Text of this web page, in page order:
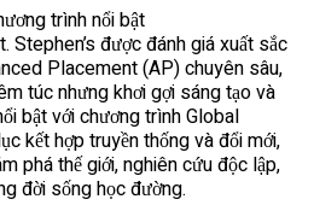
trình nổi bật
Stephen’s được đánh giá xuất sắc
Placement (AP) chuyên sâu,
túc nhưng khơi gợi sáng tạo và
bật với chương trình Global
kết hợp truyền thống và đổi mới,
phá thế giới, nghiên cứu độc lập,
đời sống học đường.